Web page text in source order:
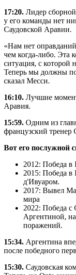
17:20. Лидер
у его команды нет
Саудовской Аравии.
«Нам нет
чем когда-либо. Эта
ситуация, с которой
Теперь мы должны
сказал Месси.
16:10. Лучшие
Аравия.
15:59. Одним из
французский тренер
Вот его послужной
2012: Победа в
2015: Победа в
д'Ивуаром.
2017: Вывел
мира
2022: Победа с
Аргентиной,
поражений.
15:34. Аргентина
после победного
15:30. Саудовская